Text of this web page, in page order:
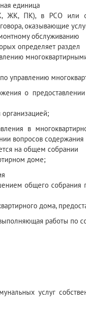
единица
ПК), в РСО или
оказывающие
обслуживанию
определяет раздел
управлению
о
в
вопросов содержания
на общем собрании
доме;
общего собрания
дома,
работы
услуг